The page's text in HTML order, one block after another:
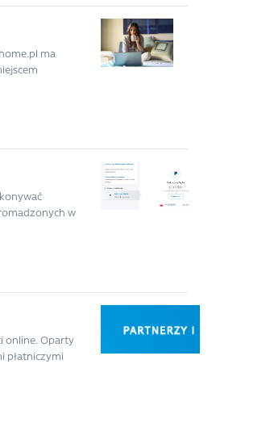
ma
w
online. Oparty
płatniczymi